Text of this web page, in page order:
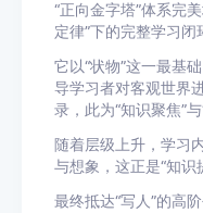
“正向金字塔”体系完
定律”下的完整学习闭
它以“状物”这一最基
导学习者对客观世界
录，此为“知识聚焦”与
随着层级上升，学习
与想象，这正是“知识
最终抵达“写人”的高